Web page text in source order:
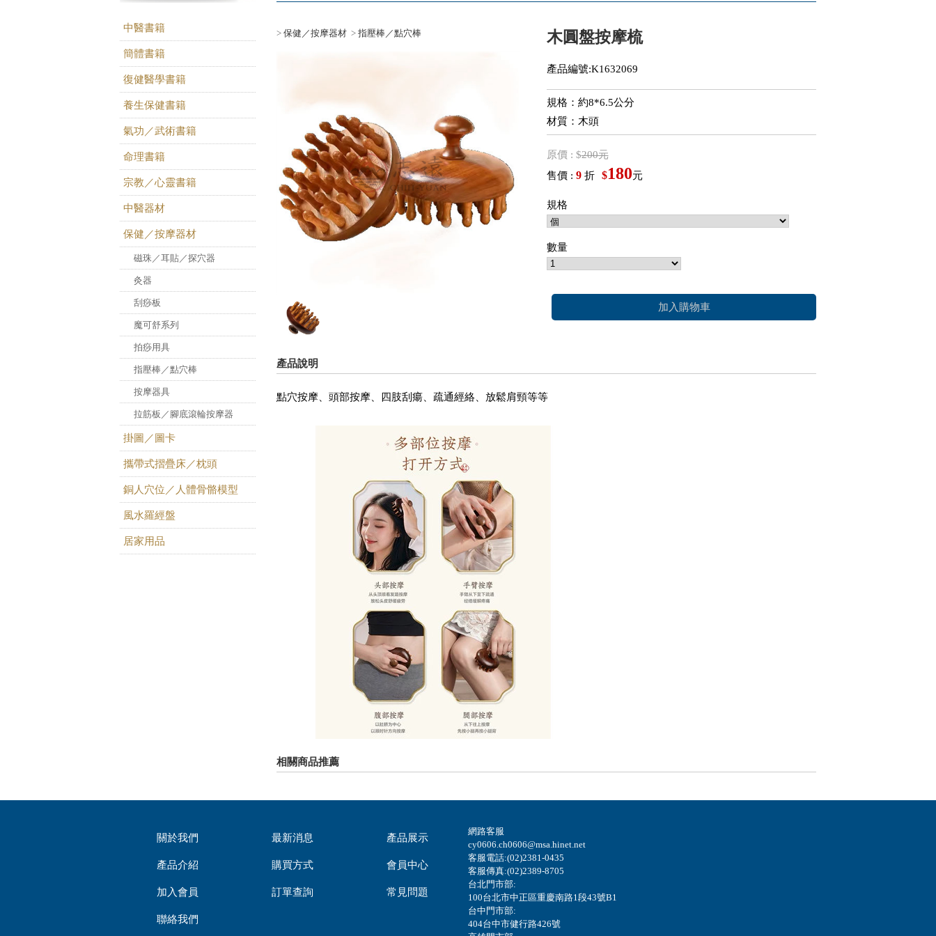
中醫書籍
簡體書籍
復健醫學書籍
養生保健書籍
氣功／武術書籍
命理書籍
宗教／心靈書籍
中醫器材
保健／按摩器材
磁珠／耳貼／探穴器
灸器
刮痧板
魔可舒系列
拍痧用具
指壓棒／點穴棒
按摩器具
拉筋板／腳底滾輪按摩器
掛圖／圖卡
攜帶式摺疊床／枕頭
銅人穴位／人體骨骼模型
風水羅經盤
居家用品
> 保健／按摩器材 > 指壓棒／點穴棒 木圓盤按摩梳
產品編號:K1632069
規格：約8*6.5公分
材質：木頭
原價 : $200元
售價 : 9折 $180元
規格
數量
加入購物車
產品說明
點穴按摩、頭部按摩、四肢刮瘍、疏通經絡、放鬆肩頸等等
相關商品推薦
關於我們 最新消息 產品展示
產品介紹 購買方式 會員中心
加入會員 訂單查詢 常見問題
聯絡我們
網路客服
cy0606.ch0606@msa.hinet.net
客服電話:(02)2381-0435
客服傳真:(02)2389-8705
台北門市部:
100台北市中正區重慶南路1段43號B1
台中門市部:
404台中市健行路426號